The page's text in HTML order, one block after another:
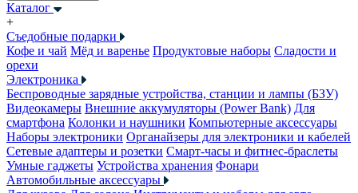
Каталог
+
Съедобные подарки
Кофе и чай Мёд и варенье Продуктовые наборы Сладости и
орехи
Электроника
Беспроводные зарядные устройства, станции и лампы (БЗУ)
Видеокамеры Внешние аккумуляторы (Power Bank) Для
смартфона Колонки и наушники Компьютерные аксессуары
Наборы электроники Органайзеры для электроники и кабелей
Сетевые адаптеры и розетки Смарт-часы и фитнес-браслеты
Умные гаджеты Устройства хранения Фонари
Автомобильные аксессуары